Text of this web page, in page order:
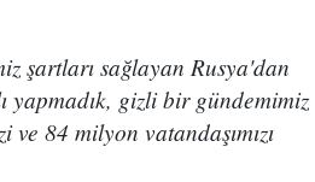
şartları sağlayan Rusya'dan
yapmadık, gizli bir gündemimiz
84 milyon vatandaşımızı